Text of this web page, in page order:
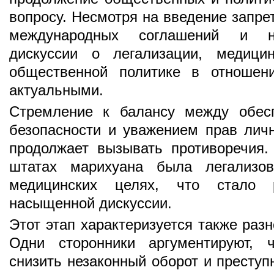
вопросу. Несмотря на введение
международных соглашений и
дискуссии о легализации,
общественной политике в
актуальными.
Стремление к балансу между
безопасности и уважением прав
продолжает вызывать
штатах марихуана была
медицинских целях, что стало
насыщенной дискуссии.
Этот этап характеризуется также
Одни сторонники аргументируют,
снизить незаконный оборот и